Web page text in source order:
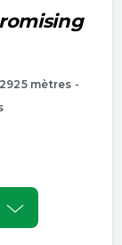
mètres -